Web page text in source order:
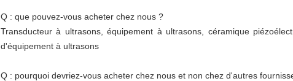
Q : que pouvez-vous acheter chez nous ?
Transducteur à ultrasons, équipement à ultrasons, céramique
d'équipement à ultrasons
Q : pourquoi devriez-vous acheter chez nous et non chez d'autres